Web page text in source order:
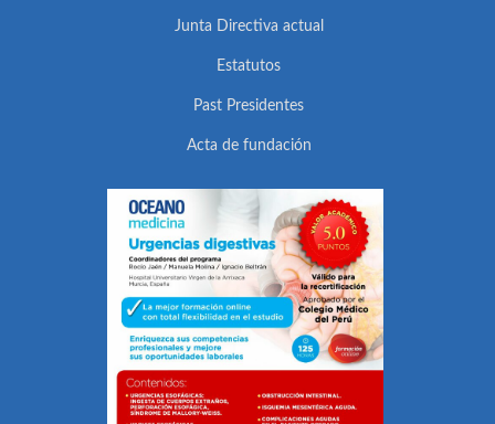
Junta Directiva actual
Estatutos
Past Presidentes
Acta de fundación